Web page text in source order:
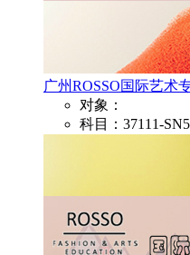
广州ROSSO国际艺术
对象：
科目：37111-